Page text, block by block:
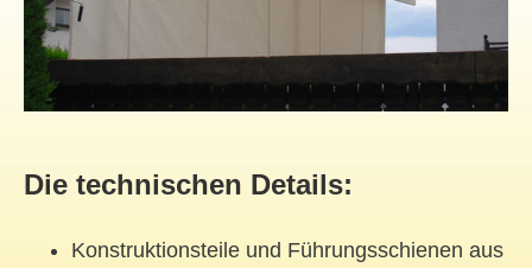
Die technischen Details:
Konstruktionsteile und Führungsschienen aus